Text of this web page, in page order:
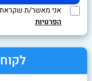
אני מאשר/ת
הפרטיות